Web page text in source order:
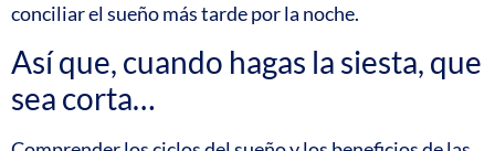
conciliar el sueño más tarde por la noche.
Así que, cuando hagas la siesta, que
sea corta…